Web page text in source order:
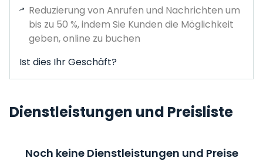
Reduzierung von Anrufen und Nachrichten um
bis zu 50 %, indem Sie Kunden die Möglichkeit
geben, online zu buchen
Ist dies Ihr Geschäft?
Dienstleistungen und Preisliste
Noch keine Dienstleistungen und Preise